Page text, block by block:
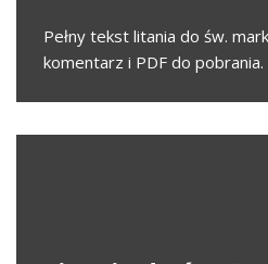
Pełny tekst litania do św.
komentarz i PDF do pobrania.